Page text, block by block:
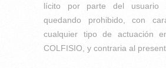
lícito por parte del usuario
quedando prohibido, con
cualquier tipo de actuación
COLFISIO, y contraria al